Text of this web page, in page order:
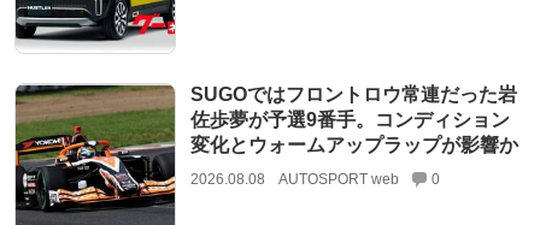
SUGOではフロントロウ常連だった岩
佐歩夢が予選9番手。コンディション
変化とウォームアップラップが影響か
2026.08.08 AUTOSPORT web 0